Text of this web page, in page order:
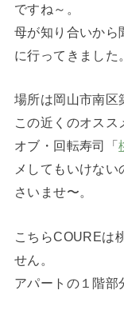
ですね～。
母が知り合いから
に行ってきました。
場所は岡山市南区
この近くのオスス
オブ・回転寿司「
メしてもいけな
さいませ〜。
こちらCOUREは
せん。
アパートの１階部